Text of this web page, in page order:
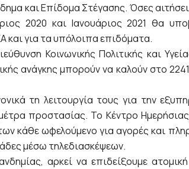
και Επίδομα Στέγασης. Όσες
2020 και Ιανουάριος 2021 θα
και για τα υπόλοιπα επιδόματα.
Κοινωνικής Πολιτικής και
ανάγκης μπορούν να καλούν στο
τη λειτουργία τους για την
προστασίας. Το Κέντρο
κάθε ωφελούμενο για αγορές και
μέσω τηλεδιασκέψεων.
αρκεί να επιδείξουμε